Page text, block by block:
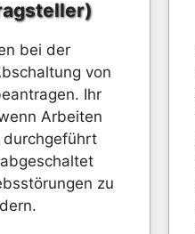
bei der
von
Ihr
Arbeiten
durchgeführt
zu